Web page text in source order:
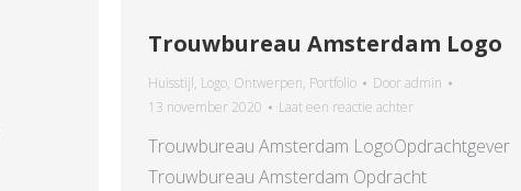
Trouwbureau Amsterdam Logo
Huisstijl, Logo, Ontwerpen, Portfolio Dooradmin
13 november 2020
Laat een reactie achter
Trouwbureau Amsterdam LogoOpdrachtgever
Trouwbureau Amsterdam Opdracht